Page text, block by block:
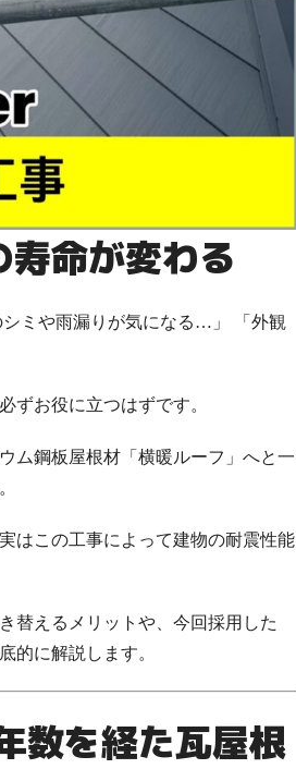
命が変わる
ミや雨漏りが気になる…」 「外観
ずお役に立つはずです。
ム鋼板屋根材 「横暖ルーフ」 へと一
はこの工事によって建物の耐震性能
替えるメリットや、今回採用した
的に解説します。
数を経た瓦屋根